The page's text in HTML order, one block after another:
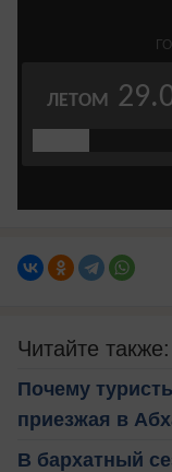
Читайте также:
Почему
приезжая в
В бархатный